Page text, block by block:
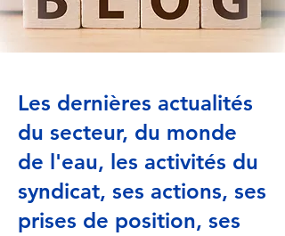
Les dernières actualités
du secteur, du monde
de l'eau, les activités du
syndicat, ses actions, ses
prises de position, ses